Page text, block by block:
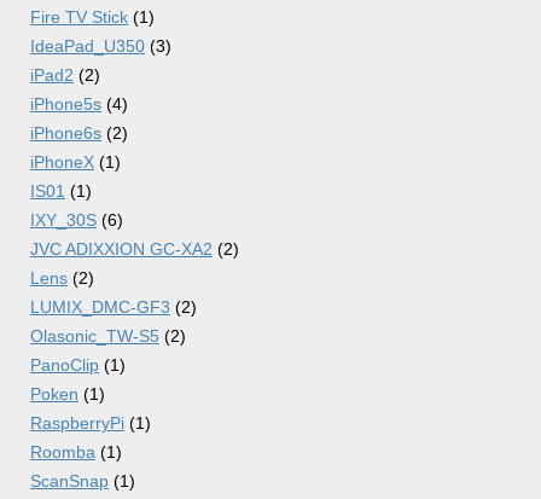
Fire TV Stick (1)
IdeaPad_U350 (3)
iPad2 (2)
iPhone5s (4)
iPhone6s (2)
iPhoneX (1)
IS01 (1)
IXY_30S (6)
JVC ADIXXION GC-XA2 (2)
Lens (2)
LUMIX_DMC-GF3 (2)
Olasonic_TW-S5 (2)
PanoClip (1)
Poken (1)
RaspberryPi (1)
Roomba (1)
ScanSnap (1)